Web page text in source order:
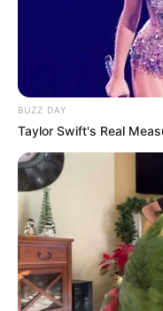
BUZZ DAY
Taylor Swift's Real